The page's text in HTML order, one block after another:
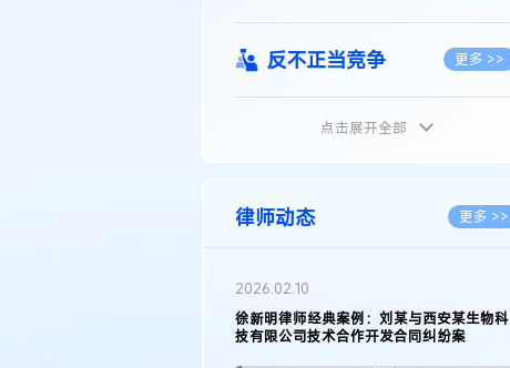
反不正当竞争 更多 >>
植物新品种
地理标志 更多 >>
集成电路布图设计
点击展开全部
律师动态 更多 >>
2026.02.10
徐新明律师经典案例：刘某与西安某生物科
技有限公司技术合作开发合同纠纷案